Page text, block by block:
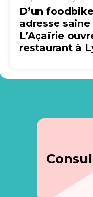
D’un
adresse
L’Açaïrie
restaurant à